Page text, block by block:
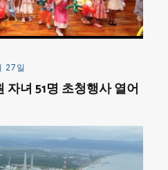
27일
녀 51명 초청행사 열어